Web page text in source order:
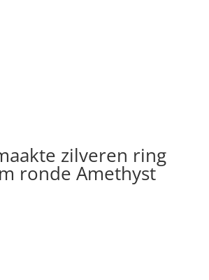
zilveren ring
ronde Amethyst